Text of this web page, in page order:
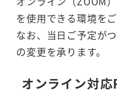
を使用できる環境を
なお、当日ご予定が
の変更を承ります。
オンライン対